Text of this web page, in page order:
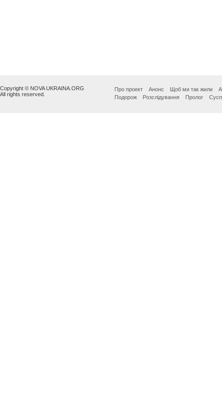
Copyright © NOVA UKRAINA.ORG
All rights reserved.
Про проект Анонс Щоб ми так жили
Подорож
Розслідування Пролог